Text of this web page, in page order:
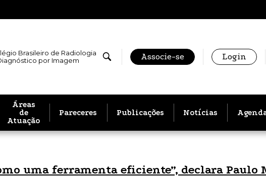
Brasileiro de Radiologia
por Imagem
Associe-se Login
Áreas
de
Atuação
Pareceres Publicações Notícias
uma ferramenta eficiente”, declara Paulo